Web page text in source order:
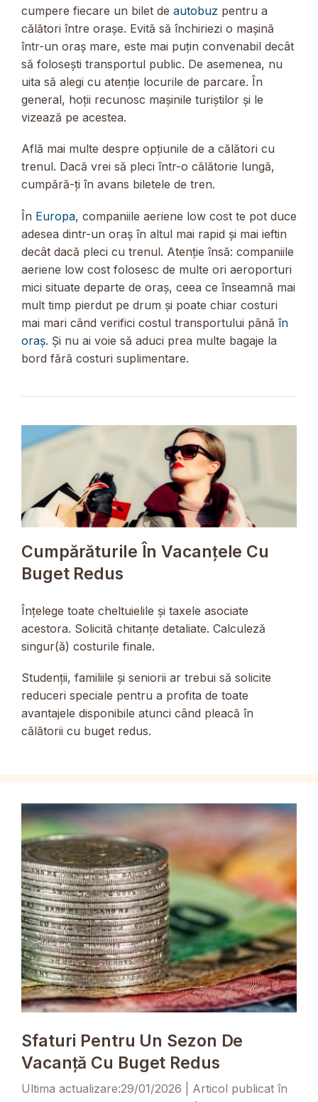
cumpere fiecare un bilet de autobuz pentru a
călători între orașe. Evită să închiriezi o mașină
într-un oraș mare, este mai puțin convenabil decât
să folosești transportul public. De asemenea, nu
uita să alegi cu atenție locurile de parcare. În
general, hoții recunosc mașinile turiștilor și le
vizează pe acestea.
Află mai multe despre opțiunile de a călători cu
trenul. Dacă vrei să pleci într-o călătorie lungă,
cumpără-ți în avans biletele de tren.
În Europa, companiile aeriene low cost te pot duce
adesea dintr-un oraș în altul mai rapid și mai ieftin
decât dacă pleci cu trenul. Atenție însă: companiile
aeriene low cost folosesc de multe ori aeroporturi
mici situate departe de oraș, ceea ce înseamnă mai
mult timp pierdut pe drum și poate chiar costuri
mai mari când verifici costul transportului până în
oraș. Și nu ai voie să aduci prea multe bagaje la
bord fără costuri suplimentare.
Cumpărăturile În Vacanțele Cu
Buget Redus
Înțelege toate cheltuielile și taxele asociate
acestora. Solicită chitanțe detaliate. Calculeză
singur(ă) costurile finale.
Studenții, familiile și seniorii ar trebui să solicite
reduceri speciale pentru a profita de toate
avantajele disponibile atunci când pleacă în
călătorii cu buget redus.
Sfaturi Pentru Un Sezon De
Vacanță Cu Buget Redus
29/01/2026